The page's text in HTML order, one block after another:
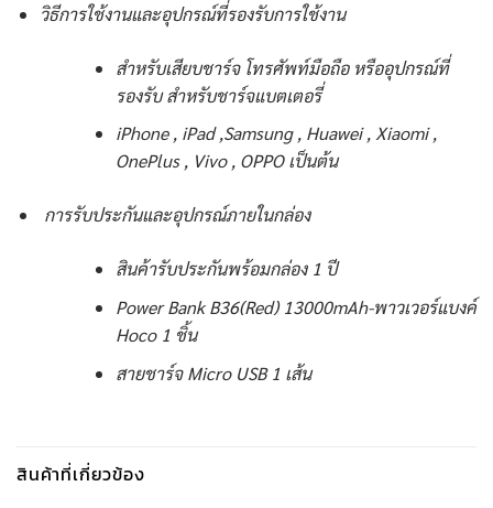
วิธีการใช้งานและอุปกรณ์ที่รองรับการใช้งาน
สำหรับเสียบชาร์จ โทรศัพท์มือถือ หรืออุปกรณ์ที่
รองรับ สำหรับชาร์จแบตเตอรี่
iPhone , iPad ,Samsung , Huawei , Xiaomi ,
OnePlus , Vivo , OPPO เป็นต้น
การรับประกันและอุปกรณ์ภายในกล่อง
สินค้ารับประกันพร้อมกล่อง 1 ปี
Power Bank B36(Red) 13000mAh-พาวเวอร์แบงค์
Hoco 1 ชิ้น
สายชาร์จ Micro USB 1 เส้น
สินค้าที่เกี่ยวข้อง